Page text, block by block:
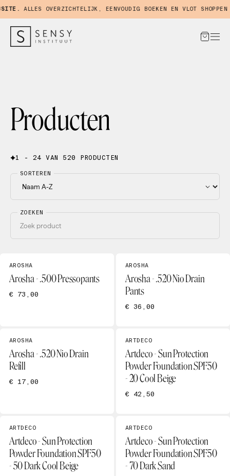
ALLES OVERZICHTELIJK, EENVOUDIG BOEKEN EN VLOT SHOPPEN IN
Producten
1 - 24 VAN 520 PRODUCTEN
ZOEKEN
SORTEREN
AROSHA
Arosha - .500 Pressopants
€ 73,00
AROSHA
Arosha - .520 Nio Drain
Pants
€ 36,00
AROSHA
Arosha - .520 Nio Drain
Refill
€ 17,00
ARTDECO
Artdeco - Sun Protection
Powder Foundation SPF50
- 20 Cool Beige
€ 42,50
ARTDECO
Artdeco - Sun Protection
Powder Foundation SPF50
- 50 Dark Cool Beige
ARTDECO
Artdeco - Sun Protection
Powder Foundation SPF50
- 70 Dark Sand